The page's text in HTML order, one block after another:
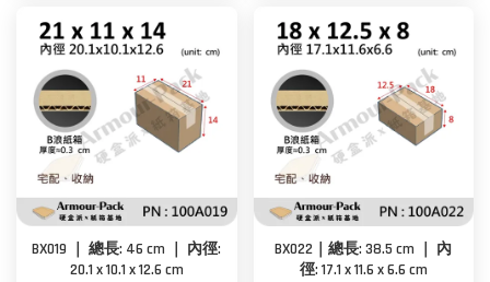
BX019 ｜ 總長: 46 cm ｜ 內徑:
20.1 x 10.1 x 12.6 cm
BX022｜總長: 38.5 cm ｜ 內
徑: 17.1 x 11.6 x 6.6 cm